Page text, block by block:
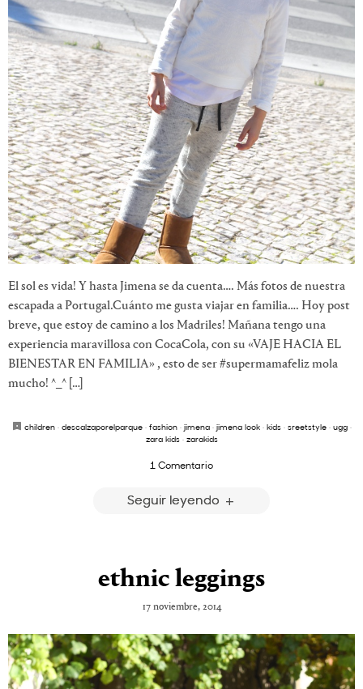
El sol es vida! Y hasta Jimena se da cuenta…. Más fotos de nuestra
escapada a Portugal.Cuánto me gusta viajar en familia…. Hoy post
breve, que estoy de camino a los Madriles! Mañana tengo una
experiencia maravillosa con CocaCola, con su «VAJE HACIA EL
BIENESTAR EN FAMILIA» , esto de ser #supermamafeliz mola
mucho! ^_^ […]
children· descalzaporelparque· fashion· jimena· jimena look· kids· sreetstyle· ugg·
zara kids· zarakids
1 Comentario
Seguir leyendo
ethnic leggings
17 noviembre, 2014